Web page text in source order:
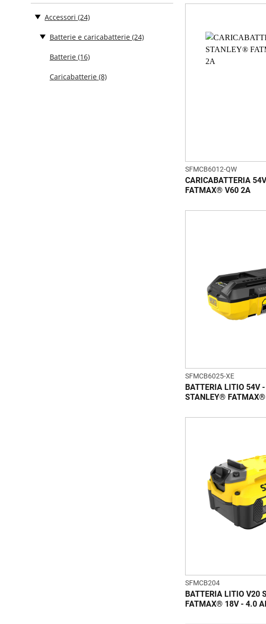
Accessori (24)
Batterie e caricabatterie (24)
Batterie (16)
Caricabatterie (8)
SFMCB6012-QW
CARICABATTERIA
FATMAX® V60 2A
SFMCB6025-XE
BATTERIA LITIO 54V
STANLEY®
SFMCB204
BATTERIA LITIO V20
FATMAX® 18V - 4.0